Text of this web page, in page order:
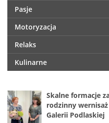
Pasje
Motoryzacja
Relaks
Kulinarne
Skalne formacje
rodzinny
Galerii Podlaskiej